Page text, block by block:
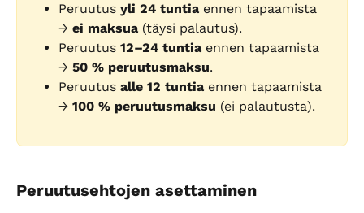
Peruutus yli 24 tuntia ennen tapaamista
→ ei maksua (täysi palautus).
Peruutus 12–24 tuntia ennen tapaamista
→ 50 % peruutusmaksu.
Peruutus alle 12 tuntia ennen tapaamista
→ 100 % peruutusmaksu (ei palautusta).
Peruutusehtojen asettaminen